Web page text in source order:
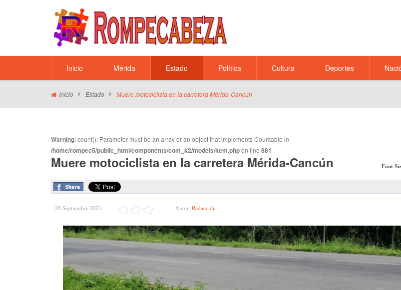
Inicio Mérida Estado Política Cultura Deportes
Inicio Estado Muere motociclista en la carretera Mérida-Cancún
Warning: count(): Parameter must be an array or an object that implements Countable in
/home/rompec5/public_html/components/com_k2/models/item.phpon line 881
Muere motociclista en la carretera Mérida-Cancún Font
28 Septiembre 2021 Autor Redacción